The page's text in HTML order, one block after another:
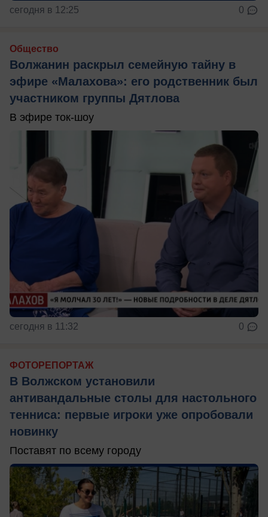
сегодня в 12:25 0
Общество
Волжанин раскрыл семейную тайну в
эфире «Малахова»: его родственник был
участником группы Дятлова
В эфире ток-шоу
сегодня в 11:32 0
ФОТОРЕПОРТАЖ
В Волжском установили
антивандальные столы для настольного
тенниса: первые игроки уже опробовали
новинку
Поставят по всему городу